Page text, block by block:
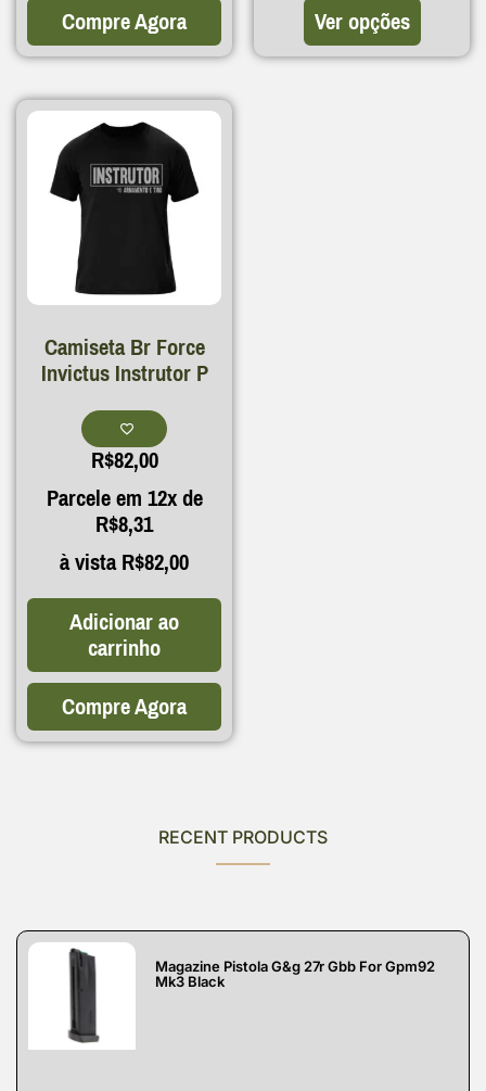
Compre Agora
Ver opções
Camiseta Br Force
Invictus Instrutor P
R$82,00
Parcele em 12x de
R$8,31
à vistaR$82,00
Adicionar ao
carrinho
Compre Agora
RECENT PRODUCTS
Magazine Pistola G&g 27r Gbb For Gpm92
Mk3 Black